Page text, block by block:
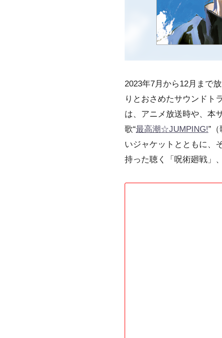
2023年7月から12月まで
りとおさめたサウンドト
は、アニメ放送時や、本
歌“最高潮☆JUMPING!”
いジャケットとともに、
持った聴く「呪術廻戦」